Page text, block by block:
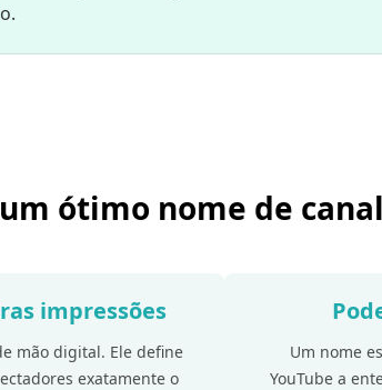
ótimo nome de
impressões
mão digital. Ele define
exatamente o
Um nome
YouTube a